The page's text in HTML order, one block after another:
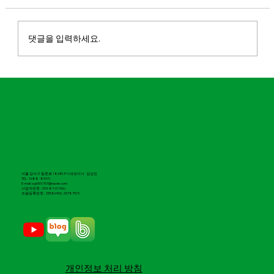
댓글을 입력하세요.
서울 강서구 등촌로 183 B1,F1 | 대표이사 강상민
TEL : 1688 -8937 |
E-mail : sgr501767@naver.com
​사업자번호 : 293-87-01766 |
조달등록번호 : 25586906, 25787515
​개인정보 처리 방침